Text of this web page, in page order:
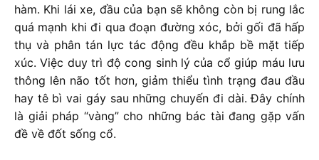
hàm. Khi lái xe, đầu của bạn sẽ không còn bị rung lắc
quá mạnh khi đi qua đoạn đường xóc, bởi gối đã hấp
thụ và phân tán lực tác động đều khắp bề mặt tiếp
xúc. Việc duy trì độ cong sinh lý của cổ giúp máu lưu
thông lên não tốt hơn, giảm thiểu tình trạng đau đầu
hay tê bì vai gáy sau những chuyến đi dài. Đây chính
là giải pháp “vàng” cho những bác tài đang gặp vấn
đề về đốt sống cổ.